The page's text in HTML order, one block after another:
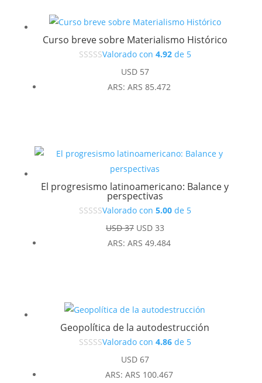
Curso breve sobre Materialismo Histórico
Valorado con 4.92de 5
USD57
ARS: ARS 85.472
El progresismo latinoamericano: Balance y
perspectivas
Valorado con 5.00de 5
USD37 El
precio
USD33El
precio
ARS: ARS 49.484
Geopolítica de la autodestrucción
Valorado con 4.86de 5
USD67
ARS: ARS 100.467